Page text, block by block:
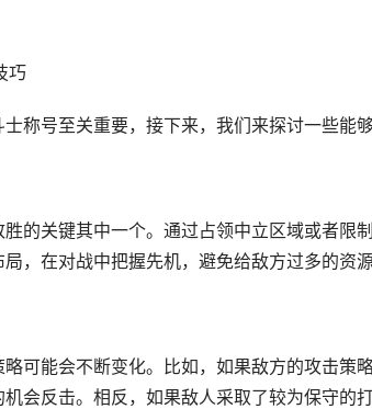
巧
称号至关重要，接下来，我们来探讨一些能
的关键其中一个。通过占领中立区域或者限
，在对战中把握先机，避免给敌方过多的资源
可能会不断变化。比如，如果敌方的攻击策
会反击。相反，如果敌人采取了较为保守的